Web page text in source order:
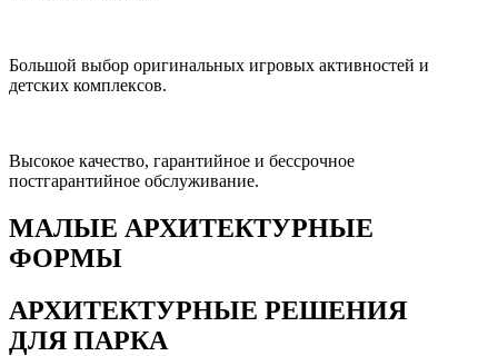
Большой выбор оригинальных игровых активностей и
детских комплексов.
Высокое качество, гарантийное и бессрочное
постгарантийное обслуживание.
МАЛЫЕ АРХИТЕКТУРНЫЕ
ФОРМЫ
АРХИТЕКТУРНЫЕ РЕШЕНИЯ
ДЛЯ ПАРКА